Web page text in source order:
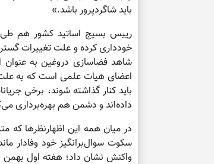
باید شاگردپرور باشد.»
رییس بسیج اساتید کشور هم طی
خودداری کرده و علت تغییرات
شاهد فضاسازی دروغین به عنوان
اعضای هیات علمی است که به علت
باید کنار گذاشته شوند، برخی
داده‌اند و دشمن هم بهره‌برداری
در میان همه این اظهارنظرها که
سکوت سوال‌برانگیز خود وفادار